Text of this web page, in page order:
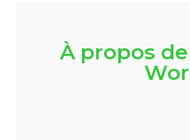
À propos